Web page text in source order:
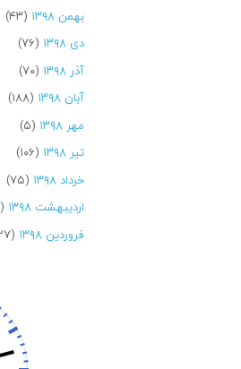
بهمن ۱۳۹۸
(۴۳)
دی ۱۳۹۸
(۷۶)
آذر ۱۳۹۸
(۷۰)
آبان ۱۳۹۸
(۱۸۸)
مهر ۱۳۹۸
(۵)
تیر ۱۳۹۸
(۱۰۶)
خرداد ۱۳۹۸
(۷۵)
اردیبهشت ۱۳۹۸
(۵۷)
فروردین ۱۳۹۸
(۲۷)